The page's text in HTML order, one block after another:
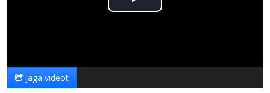
Esita
Jaga videot